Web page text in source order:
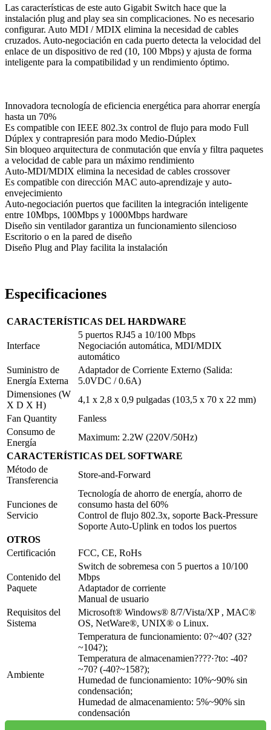
Las características de este auto Gigabit Switch hace que la
instalación plug and play sea sin complicaciones. No es necesario
configurar. Auto MDI / MDIX elimina la necesidad de cables
cruzados. Auto-negociación en cada puerto detecta la velocidad del
enlace de un dispositivo de red (10, 100 Mbps) y ajusta de forma
inteligente para la compatibilidad y un rendimiento óptimo.
Innovadora tecnología de eficiencia energética para ahorrar energía
hasta un 70%
Es compatible con IEEE 802.3x control de flujo para modo Full
Dúplex y contrapresión para modo Medio-Dúplex
Sin bloqueo arquitectura de conmutación que envía y filtra paquetes
a velocidad de cable para un máximo rendimiento
Auto-MDI/MDIX elimina la necesidad de cables crossover
Es compatible con dirección MAC auto-aprendizaje y auto-
envejecimiento
Auto-negociación puertos que faciliten la integración inteligente
entre 10Mbps, 100Mbps y 1000Mbps hardware
Diseño sin ventilador garantiza un funcionamiento silencioso
Escritorio o en la pared de diseño
Diseño Plug and Play facilita la instalación
Especificaciones
CARACTERÍSTICAS DEL HARDWARE
Interface
5 puertos RJ45 a 10/100 Mbps
Negociación automática, MDI/MDIX
automático
Suministro de
Energía Externa
Adaptador de Corriente Externo (Salida:
5.0VDC / 0.6A)
Dimensiones (W
X D X H)
4,1 x 2,8 x 0,9 pulgadas (103,5 x 70 x 22 mm)
Fan Quantity
Fanless
Consumo de
Energía
Maximum: 2.2W (220V/50Hz)
CARACTERÍSTICAS DEL SOFTWARE
Método de
Transferencia
Store-and-Forward
Funciones de
Servicio
Tecnología de ahorro de energía, ahorro de
consumo hasta del 60%
Control de flujo 802.3x, soporte Back-Pressure
Soporte Auto-Uplink en todos los puertos
OTROS
Certificación
FCC, CE, RoHs
Contenido del
Paquete
Switch de sobremesa con 5 puertos a 10/100
Mbps
Adaptador de corriente
Manual de usuario
Requisitos del
Sistema
Microsoft® Windows® 8/7/Vista/XP , MAC®
OS, NetWare®, UNIX® o Linux.
Ambiente
Temperatura de funcionamiento: 0?~40? (32?
~104?);
Temperatura de almacenamien????·?to: -40?
~70? (-40?~158?);
Humedad de funcionamiento: 10%~90% sin
condensación;
Humedad de almacenamiento: 5%~90% sin
condensación